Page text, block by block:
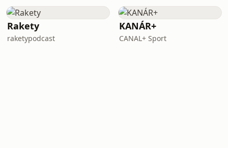
Rakety
raketypodcast
KANÁR+
CANAL+ Sport